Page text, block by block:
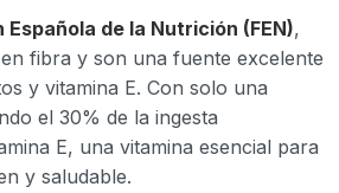
Española de la Nutrición (FEN),
fibra y son una fuente excelente
y vitamina E. Con solo una
el 30% de la ingesta
E, una vitamina esencial para
y saludable.